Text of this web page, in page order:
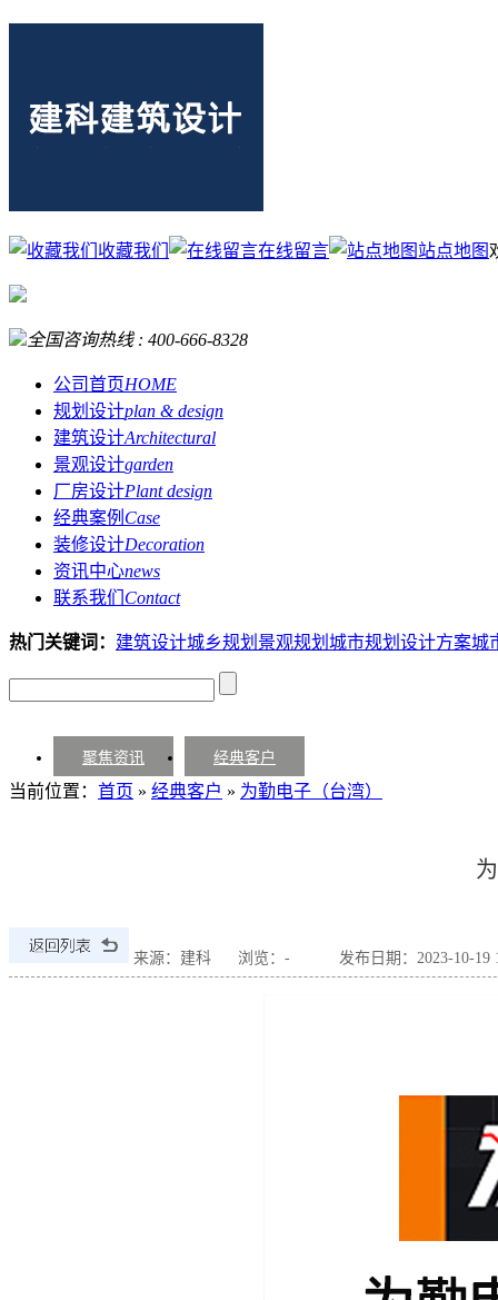
收藏我们 在线留言 站点地图
全国咨询热线 : 400-666-8328
公司首页HOME
规划设计plan & design
建筑设计Architectural
景观设计garden
厂房设计Plant design
经典案例 Case
装修设计Decoration
资讯中心news
联系我们 Contact
热门关键词： 建筑设计城乡规划 景观规划 城市规划设计方案城
聚焦资讯 经典客户
当前位置： 首页 » 经典客户 » 为勤电子（台湾）
来源：建科 浏览： - 发布日期：2023-10-19